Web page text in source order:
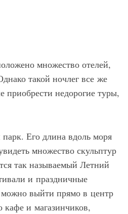
множество отелей,
такой ночлег все же
приобрести недорогие туры,
Его длина вдоль моря
множество скульптур
так называемый Летний
и праздничные
можно выйти прямо в центр
кафе и магазинчиков,